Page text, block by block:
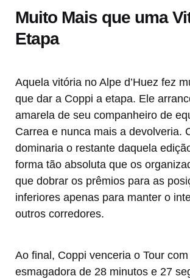
Muito Mais que uma
Etapa
Aquela vitória no Alpe d’Huez fez
que dar a Coppi a etapa. Ele
amarela de seu companheiro de
Carrea e nunca mais a devolveria.
dominaria o restante daquela
forma tão absoluta que os
que dobrar os prêmios para as
inferiores apenas para manter o
outros corredores.
Ao final, Coppi venceria o Tour
esmagadora de 28 minutos e 27